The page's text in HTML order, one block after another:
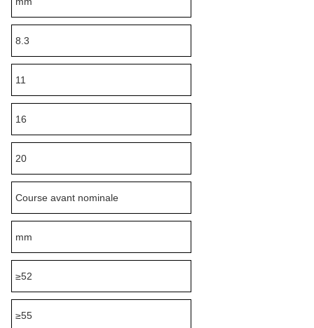
8.3
11
16
20
Course avant nominale
mm
≥52
≥55